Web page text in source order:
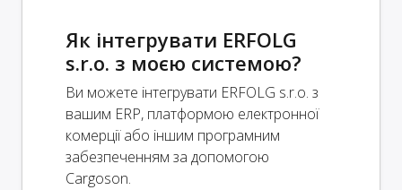
Як інтегрувати ERFOLG
s.r.o. з моєю системою?
Ви можете інтегрувати ERFOLG s.r.o. з
вашим ERP, платформою електронної
комерції або іншим програмним
забезпеченням за допомогою
Cargoson.